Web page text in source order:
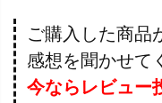
ご購入した商品
感想を聞かせて
今ならレビュー